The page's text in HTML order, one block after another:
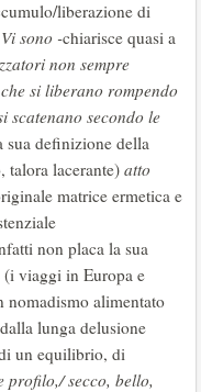
liberazione di
Vi sono -chiarisce quasi a
non sempre
si liberano rompendo
scatenano secondo le
definizione della
talora lacerante) atto
matrice ermetica e
non placa la sua
viaggi in Europa e
alimentato
lunga delusione
un equilibrio, di
profilo,/ secco, bello,